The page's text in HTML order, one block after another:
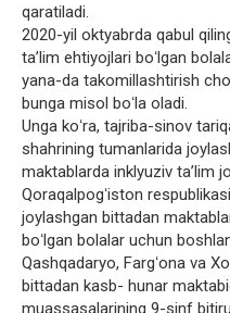
qaratiladi.
2020-yil oktyabrda qabul
taʼlim ehtiyojlari boʻlgan
yana-da takomillashtirish
bunga misol boʻla oladi.
Unga koʻra, tajriba-sinov
shahrining tumanlarida
maktablarda inklyuziv taʼlim
Qoraqalpogʻiston
joylashgan bittadan
boʻlgan bolalar uchun
Qashqadaryo, Fargʻona va
bittadan kasb- hunar
muassasalarining 9-sinf